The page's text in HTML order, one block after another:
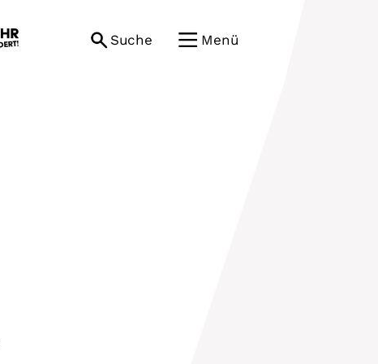
Suche Menü